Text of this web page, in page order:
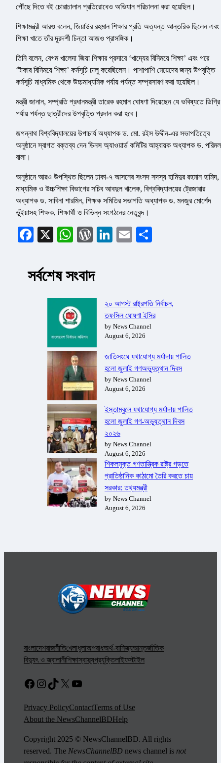
পৌঁছে দিতে বই চোরাচালান প্রতিরোধেও অভিযান পরিচালনা করা হয়েছিল।
শিক্ষামন্ত্রী আরও বলেন, জিয়াউর রহমান শিক্ষার প্রতি অত্যন্ত আন্তরিক ছিলেন এবং
শিক্ষা খাতে তাঁর দূরদর্শী চিন্তা আজও প্রাসঙ্গিক।
তিনি বলেন, বেগম খালেদা জিয়া শিক্ষার প্রসারে ‘খাদ্যের বিনিময়ে শিক্ষা’ এবং পরে
‘টাকার বিনিময়ে শিক্ষা’ কর্মসূচি চালু করেছিলেন। পাশাপাশি মেয়েদের জন্য উপবৃত্তি
কর্মসূচি মাধ্যমিক থেকে উচ্চমাধ্যমিক পর্যায় পর্যন্ত সম্প্রসারণ করা হয়েছিল।
মন্ত্রী জানান, সম্প্রতি প্রধানমন্ত্রী তারেক রহমান ঘোষণা দিয়েছেন যে ভবিষ্যতে ডিগ্রি
পর্যায় পর্যন্ত ছাত্রীদের উপবৃত্তি প্রদান করা হবে।
জগন্নাথ বিশ্ববিদ্যালয়ের উপাচার্য অধ্যাপক ড. মো. রইস উদ্দীন-এর সভাপতিত্বে
অনুষ্ঠানে স্বাগত বক্তব্য দেন ডিনস অ্যাওয়ার্ড কমিটির আহ্বায়ক অধ্যাপক ড. পরিমল
বালা।
অনুষ্ঠানে আরও উপস্থিত ছিলেন ঢাকা-৭ আসনের সংসদ সদস্য হামিদুর রহমান হামিদ,
মাধ্যমিক ও উচ্চশিক্ষা বিভাগের সচিব আবদুল খালেক, বিশ্ববিদ্যালয়ের ট্রেজারার
অধ্যাপক ড. সাবিনা শারমিন, শিক্ষক সমিতির সভাপতি অধ্যাপক ড. মনজুর মোর্শেদ
ভুঁইয়াসহ শিক্ষক, শিক্ষার্থী ও বিভিন্ন সংগঠনের নেতৃবৃন্দ।
Facebook
X WhatsApp
WordPress
LinkedIn
Email
সর্বশেষ সংবাদ
২০ আগস্ট রাষ্ট্রপতি নির্বাচন,
তফসিল ঘোষণা ইসির
by News Channel
August 6, 2026
জাতিসংঘে যথাযোগ্য মর্যাদায় পালিত
হলো জুলাই গণঅভ্যুত্থান দিবস
by News Channel
August 6, 2026
ইস্তাম্বুলে যথাযোগ্য মর্যাদায় পালিত
হলো জুলাই গণ-অভ্যুত্থান দিবস
২০২৬
by News Channel
August 6, 2026
শিকলমুক্ত গণতান্ত্রিক রাষ্ট্র গড়তে
প্রাতিষ্ঠানিক কাঠামো তৈরি করতে চায়
সরকার: তথ্যমন্ত্রী
by News Channel
August 6, 2026
বাংলাদেশরাজনীতিখেলাধুলাঅপরাধঅর্থ-বানিজ্যআন্তর্জাতিক
বিদ্যুৎ ও জ্বালানীশিক্ষাস্বাস্থ্যপ্রযুক্তিলাইফস্টাইল
Facebook
Instagram
TikTok
X YouTube
Privacy PolicyContactTerms of Use
About the NewsChannelBDHelp
Copyright 2025 © NewsChannelBD. All rights
reserved. The NewsChannelBD news channel is not